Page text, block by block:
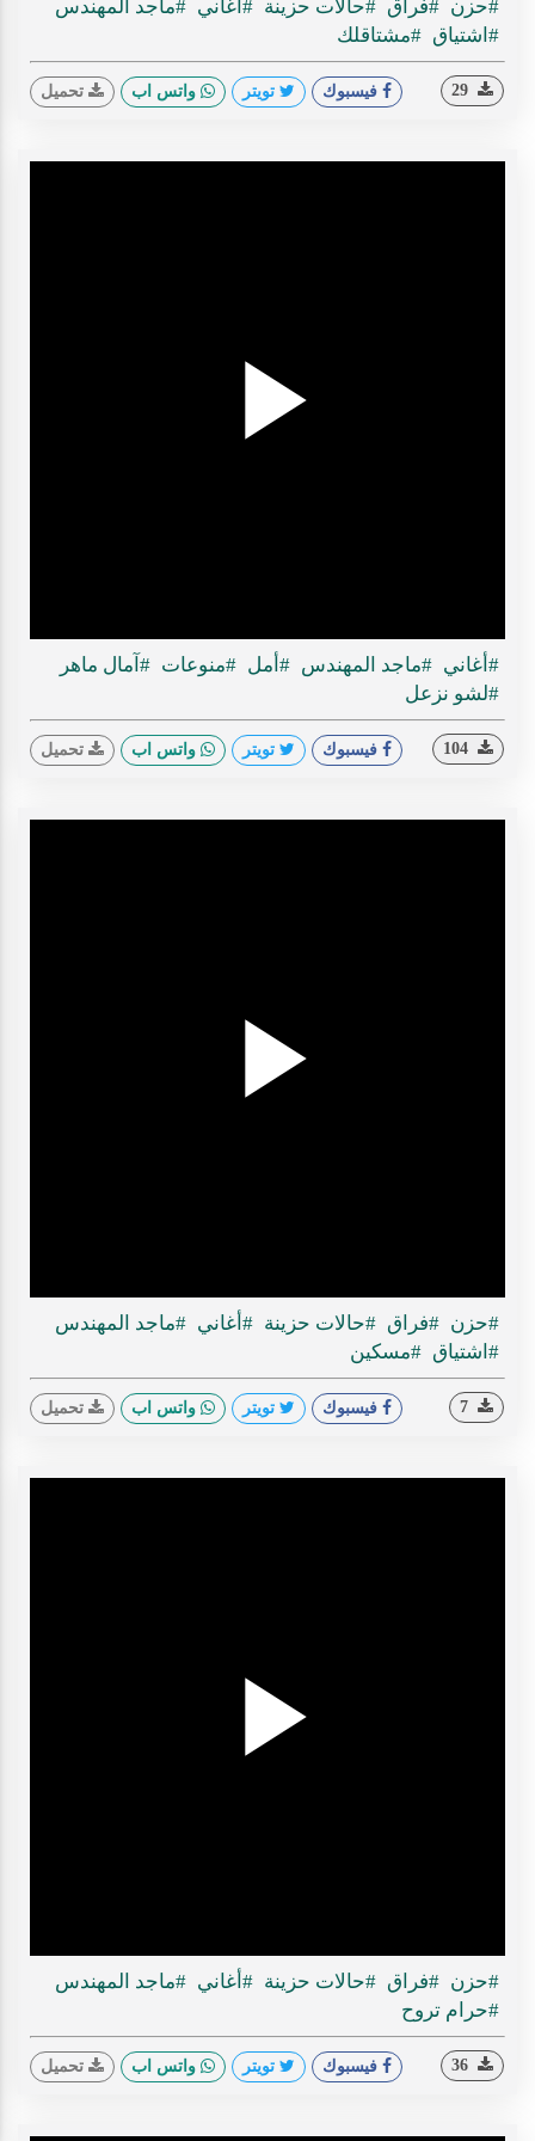
#حزن #فراق #حالات حزينة #أغاني #ماجد المهندس
#اشتياق #مشتاقلك
فيسبوك تويتر واتس اب تحميل
Play
#أغاني #ماجد المهندس #أمل #منوعات #آمال ماهر
#لشو نزعل
فيسبوك تويتر واتس اب تحميل
Play
#حزن #فراق #حالات حزينة #أغاني #ماجد المهندس
#اشتياق #مسكين
فيسبوك تويتر واتس اب تحميل
Play
#حزن #فراق #حالات حزينة #أغاني #ماجد المهندس
#حرام تروح
فيسبوك تويتر واتس اب تحميل